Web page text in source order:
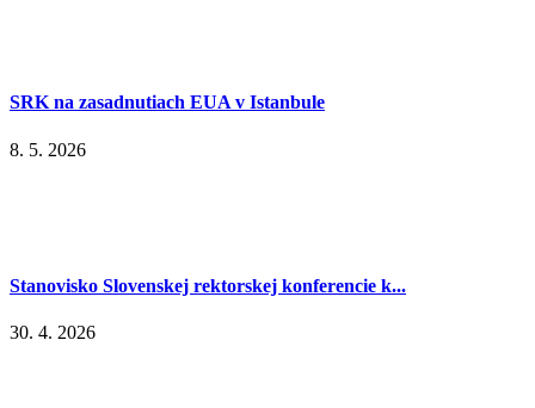
SRK na zasadnutiach EUA v Istanbule
8. 5. 2026
Stanovisko Slovenskej rektorskej konferencie k...
30. 4. 2026